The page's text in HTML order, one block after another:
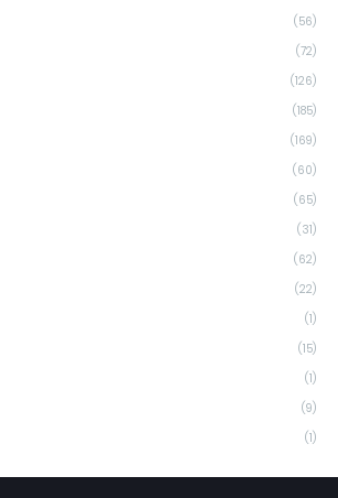
(56)
(72)
(126)
(185)
(169)
(60)
(65)
(31)
(62)
(22)
(1)
(15)
(1)
(9)
(1)